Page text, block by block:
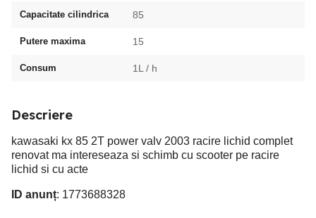
Capacitate cilindrica 85
Putere maxima 15
Consum 1L / h
Descriere
kawasaki kx 85 2T power valv 2003 racire lichid complet
renovat ma intereseaza si schimb cu scooter pe racire
lichid si cu acte
ID anunț: 1773688328